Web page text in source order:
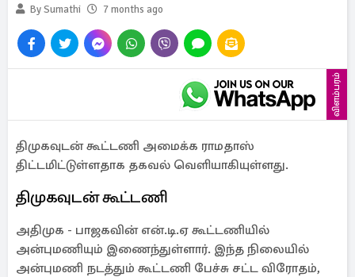
By Sumathi
7 months ago
விளம்பரம்
திமுகவுடன் கூட்டணி அமைக்க ராமதாஸ்
திட்டமிட்டுள்ளதாக தகவல் வெளியாகியுள்ளது.
திமுகவுடன் கூட்டணி
அதிமுக - பாஜகவின் என்.டி.ஏ கூட்டணியில்
அன்புமணியும் இணைந்துள்ளார். இந்த நிலையில்
அன்புமணி நடத்தும் கூட்டணி பேச்சு சட்ட விரோதம்,